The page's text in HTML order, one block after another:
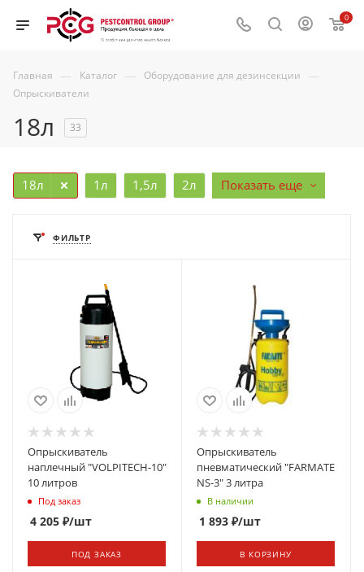
0
Главная — Каталог — Оборудование для дезинсекции —
Опрыскиватели
18л 33
1л 1,5л 2л
18л Показать еще
ФИЛЬТР
Опрыскиватель
наплечный "VOLPITECH-10"
10 литров
Под заказ
4 205 ₽/шт
ПОД ЗАКАЗ
Опрыскиватель
пневматический "FARMATЕ
NS-3" 3 литра
В наличии
1 893 ₽/шт
В КОРЗИНУ